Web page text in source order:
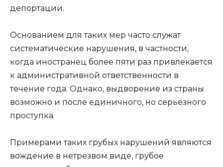
депортации.
Основанием для таких мер часто служат
систематические нарушения, в частности,
когда иностранец более пяти раз привлекается
к административной ответственности в
течение года. Однако, выдворение из страны
возможно и после единичного, но серьезного
проступка.
Примерами таких грубых нарушений являются
вождение в нетрезвом виде, грубое